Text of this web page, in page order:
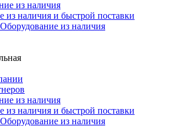
из наличия и быстрой поставки
из наличия и быстрой поставки